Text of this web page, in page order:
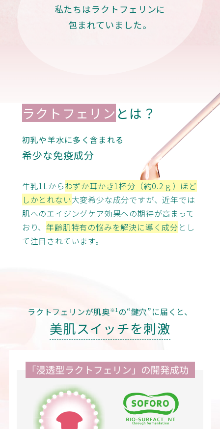
私たちはラクトフェリンに
包まれていました。
ラクトフェリン とは？
初乳や羊水に多く含まれる
希少な免疫成分
牛乳1Lからわずか耳かき1杯分（約0.2ｇ）ほど
しかとれない大変希少な成分ですが、近年では
肌へのエイジングケア効果への期待が高まって
おり、年齢肌特有の悩みを解決に導く成分とし
て注目されています。
ラクトフェリンが肌奥※1 の“鍵穴”に届くと、
美肌スイッチを刺激